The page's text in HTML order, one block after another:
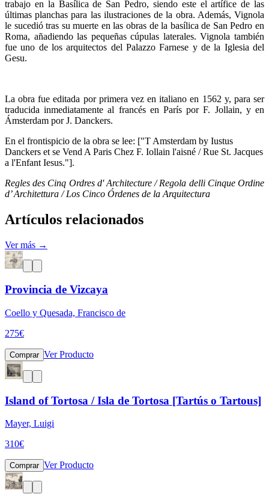
trabajo en la Basílica de San Pedro, siendo este el artífice de las
últimas planchas para las ilustraciones de la obra. Además, Vignola
le sucedió tras su muerte en las obras de la basílica de San Pedro en
Roma, añadiendo las pequeñas cúpulas laterales. Vignola también
fue uno de los arquitectos del Palazzo Farnese y de la Iglesia del
Gesu.
La obra fue editada por primera vez en italiano en 1562 y, para ser
traducida inmediatamente al francés en París por F. Jollain, y en
Ámsterdam por J. Danckers.
En el frontispicio de la obra se lee: ["T Amsterdam by Iustus
Danckers et se Vend A Paris Chez F. Iollain l'aisné / Rue St. Jacques
a l'Enfant Iesus."].
Regles des Cinq Ordres d' Architecture / Regola delli Cinque Ordine
d’ Architettura / Los Cinco Órdenes de la Arquitectura
Artículos relacionados
Ver más →
Provincia de Vizcaya
Coello y Quesada, Francisco de
275€
Comprar Ver Producto
Island of Tortosa / Isla de Tortosa [Tartús o Tartous]
Mayer, Luigi
310€
Comprar Ver Producto